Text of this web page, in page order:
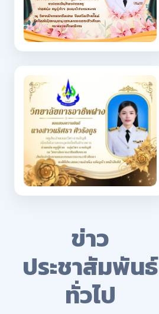
ข่าว
ประชาสัมพันธ์
ทั่วไป